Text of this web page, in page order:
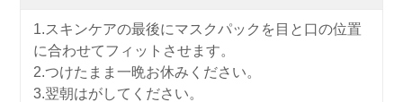
1.スキンケアの最後にマスクパックを目と口の位置
に合わせてフィットさせます。
2.つけたまま一晩お休みください。
3.翌朝はがしてください。